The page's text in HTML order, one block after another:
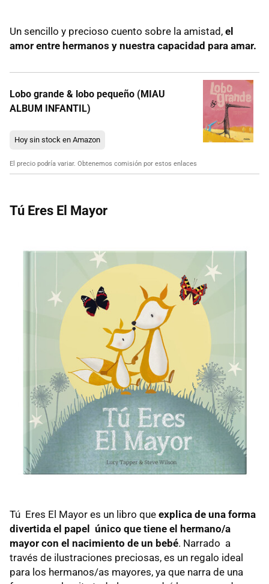
Un sencillo y precioso cuento sobre la amistad, el
amor entre hermanos y nuestra capacidad para amar.
Lobo grande & lobo pequeño (MIAU
ALBUM INFANTIL)
Hoy sin stock en Amazon
El precio podría variar. Obtenemos comisión por estos enlaces
Tú Eres El Mayor
Tú Eres El Mayor es un libro que explica de una forma
divertida el papel único que tiene el hermano/a
mayor con el nacimiento de un bebé. Narrado a
través de ilustraciones preciosas, es un regalo ideal
para los hermanos/as mayores, ya que narra de una